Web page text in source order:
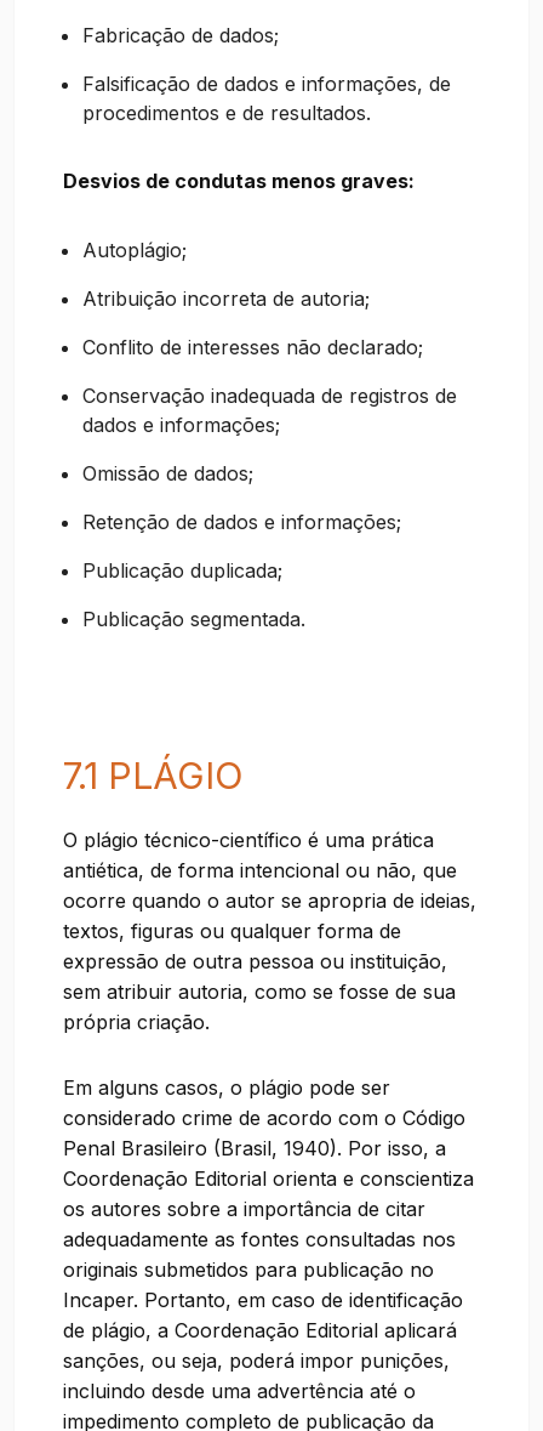
Fabricação de dados;
Falsificação de dados e informações, de
procedimentos e de resultados.
Desvios de condutas menos graves:
Autoplágio;
Atribuição incorreta de autoria;
Conflito de interesses não declarado;
Conservação inadequada de registros de
dados e informações;
Omissão de dados;
Retenção de dados e informações;
Publicação duplicada;
Publicação segmentada.
7.1 PLÁGIO
O plágio técnico-científico é uma prática
antiética, de forma intencional ou não, que
ocorre quando o autor se apropria de ideias,
textos, figuras ou qualquer forma de
expressão de outra pessoa ou instituição,
sem atribuir autoria, como se fosse de sua
própria criação.
Em alguns casos, o plágio pode ser
considerado crime de acordo com o Código
Penal Brasileiro (Brasil, 1940). Por isso, a
Coordenação Editorial orienta e conscientiza
os autores sobre a importância de citar
adequadamente as fontes consultadas nos
originais submetidos para publicação no
Incaper. Portanto, em caso de identificação
de plágio, a Coordenação Editorial aplicará
sanções, ou seja, poderá impor punições,
incluindo desde uma advertência até o
impedimento completo de publicação da